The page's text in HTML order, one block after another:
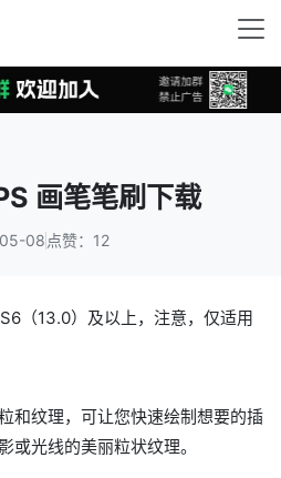
画笔笔刷下载
08 点赞：12
（13.0）及以上，注意，仅适用
和纹理，可让您快速绘制想要的插
或光线的美丽粒状纹理。